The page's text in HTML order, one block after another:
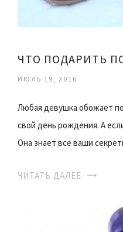
ИЮЛЬ 19, 2016
Любая девушка обожает
свой день рождения. А
Она знает все ваши
ЧИТАТЬ ДАЛЕЕ